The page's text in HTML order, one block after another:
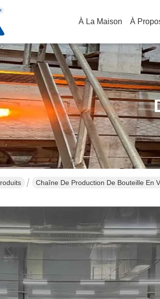
À La Maison À
Chaîne De Production De Bouteille En